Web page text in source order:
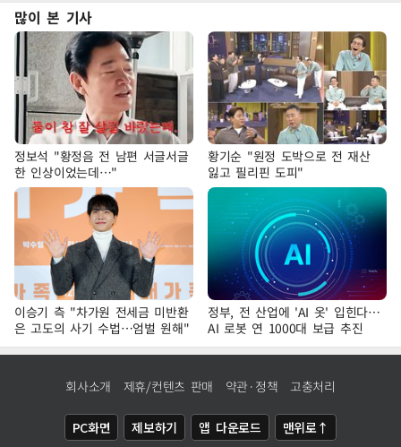
많이 본 기사
정보석 "황정음 전 남편 서글서글
한 인상이었는데…"
황기순 "원정 도박으로 전 재산
잃고 필리핀 도피"
이승기 측 "차가원 전세금 미반환
은 고도의 사기 수법…엄벌 원해"
정부, 전 산업에 'AI 옷' 입힌다…
AI 로봇 연 1000대 보급 추진
회사소개 제휴/컨텐츠 판매 약관·정책 고충처리
PC화면 제보하기 앱 다운로드 맨위로↑